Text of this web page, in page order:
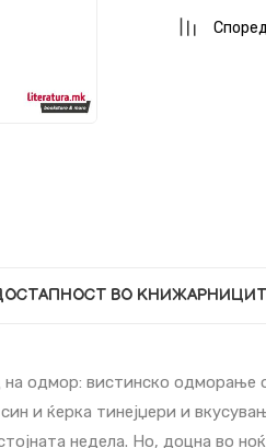
ВО
на одмор: вистинско одморање
и ќерка тинејџери и
недела. Но, доцна во